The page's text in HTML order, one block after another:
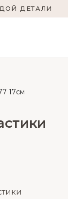
ДЕТАЛИ
17см